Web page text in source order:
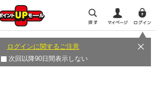
ログインに関するご注意
次回以降90日間表示しない